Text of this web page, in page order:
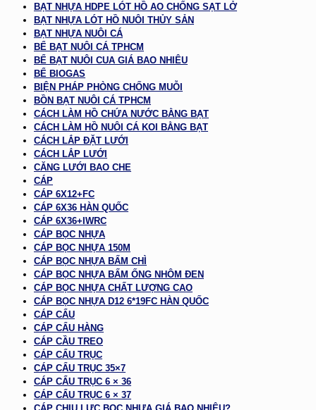
BẠT NHỰA HDPE LÓT HỒ AO CHỐNG SẠT LỞ
BẠT NHỰA LÓT HỒ NUÔI THỦY SẢN
BẠT NHỰA NUÔI CÁ
BỂ BẠT NUÔI CÁ TPHCM
BỂ BẠT NUÔI CUA GIÁ BAO NHIÊU
BỂ BIOGAS
BIỆN PHÁP PHÒNG CHỐNG MUỖI
BỒN BẠT NUÔI CÁ TPHCM
CÁCH LÀM HỒ CHỨA NƯỚC BẰNG BẠT
CÁCH LÀM HỒ NUÔI CÁ KOI BẰNG BẠT
CÁCH LẮP ĐẶT LƯỚI
CÁCH LẮP LƯỚI
CĂNG LƯỚI BAO CHE
CÁP
CÁP 6X12+FC
CÁP 6X36 HÀN QUỐC
CÁP 6X36+IWRC
CÁP BỌC NHỰA
CÁP BỌC NHỰA 150M
CÁP BỌC NHỰA BẤM CHÌ
CÁP BỌC NHỰA BẤM ỐNG NHÔM ĐEN
CÁP BỌC NHỰA CHẤT LƯỢNG CAO
CÁP BỌC NHỰA D12 6*19FC HÀN QUỐC
CÁP CẨU
CÁP CẨU HÀNG
CÁP CẦU TREO
CÁP CẨU TRỤC
CÁP CẨU TRỤC 35×7
CÁP CẨU TRỤC 6 × 36
CÁP CẨU TRỤC 6 × 37